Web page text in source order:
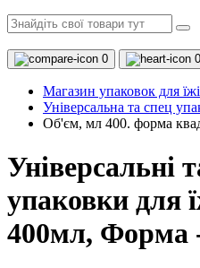
0 0
Магазин упаковок для їжі
Універсальна та спец
Об'єм, мл 400. форма
Універсальні
упаковки
400мл, Форма